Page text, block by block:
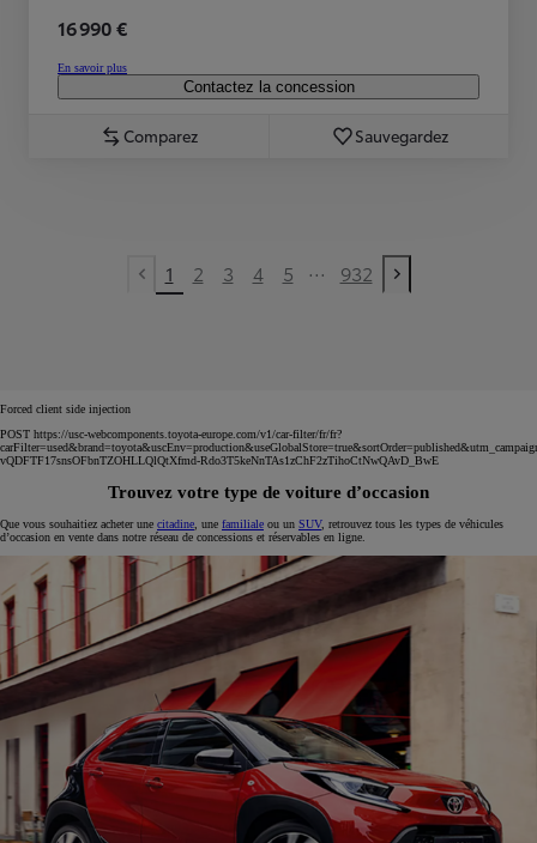
16 990 €
En savoir plus
Contactez la concession
Comparez Sauvegardez
Previous page
1 2 3 4 5 ... 932
Next page
Forced client side injection
POST https://usc-webcomponents.toyota-europe.com/v1/car-filter/fr/fr?
vQDFTF17snsOFbnTZOHLLQlQtXfmd-Rdo3T5keNnTAs1zChF2zTihoCtNwQAvD_BwE
Trouvez votre type de voiture d’occasion
Que vous souhaitiez acheter une citadine , une familiale ou un SUV, retrouvez tous les types de véhicules
d’occasion en vente dans notre réseau de concessions et réservables en ligne.